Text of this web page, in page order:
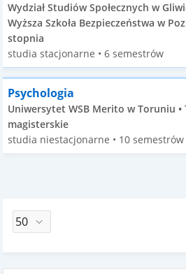
Wydział Studiów Społecznych w
Wyższa Szkoła Bezpieczeństwa w
stopnia
studia stacjonarne • 6 semestrów
Psychologia
Uniwersytet WSB Merito w Toruniu
magisterskie
studia niestacjonarne • 10 semestrów